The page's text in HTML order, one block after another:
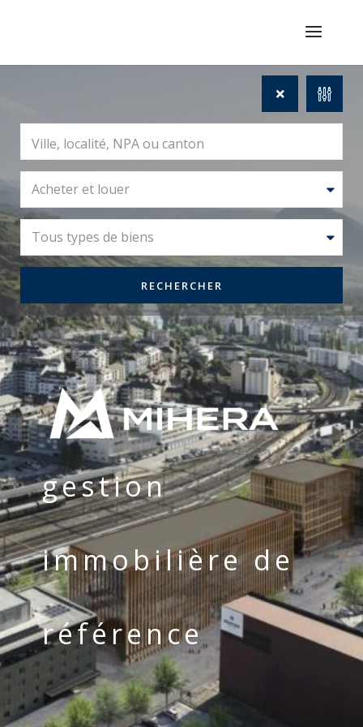
Acheter et louer
Tous types de biens
gestion
immobilière de
référence